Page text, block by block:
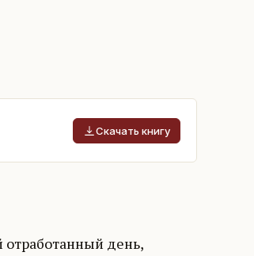
Скачать книгу
отработанный день,